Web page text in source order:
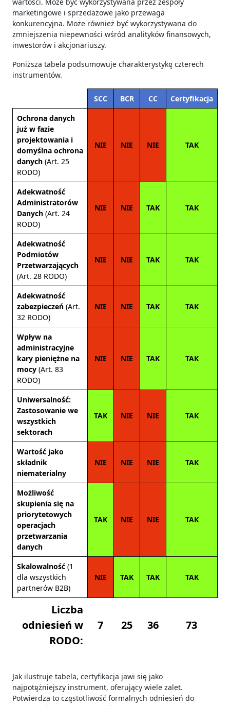
marketingowe i sprzedażowe jako przewaga
konkurencyjna. Może również być wykorzystywana do
zmniejszenia niepewności wśród analityków finansowych,
inwestorów i akcjonariuszy.
Poniższa tabela podsumowuje charakterystykę czterech
instrumentów.
SCC BCR CC
Certyfikacja
Ochrona danych
już w fazie
projektowania i
domyślna ochrona
danych (Art. 25
RODO)
NIE NIE NIE TAK
Adekwatność
Administratorów
Danych (Art. 24
RODO)
NIE NIE TAK TAK
Adekwatność
Podmiotów
Przetwarzających
(Art. 28 RODO)
NIE NIE TAK TAK
Adekwatność
zabezpieczeń (Art.
32 RODO)
NIE NIE TAK TAK
Wpływ na
administracyjne
kary pieniężne na
mocy (Art. 83
RODO)
NIE NIE TAK TAK
Uniwersalność:
Zastosowanie we
wszystkich
sektorach
TAK NIE NIE TAK
Wartość jako
składnik
niematerialny
NIE NIE NIE TAK
Możliwość
skupienia się na
priorytetowych
operacjach
przetwarzania
danych
TAK NIE NIE TAK
Skalowalność (1
dla wszystkich
partnerów B2B)
NIE TAK TAK TAK
Liczba
odniesień w
RODO:
7 25 36 73
Jak ilustruje tabela, certyfikacja jawi się jako
najpotężniejszy instrument, oferujący wiele zalet.
Potwierdza to częstotliwość formalnych odniesień do